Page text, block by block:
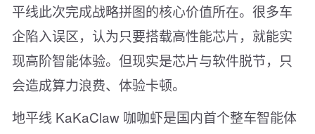
平线此次完成战略拼图的核心价值所在。很多车
企陷入误区，认为只要搭载高性能芯片，就能实
现高阶智能体验。但现实是芯片与软件脱节，只
会造成算力浪费、体验卡顿。
地平线 KaKaClaw 咖咖虾是国内首个整车智能体